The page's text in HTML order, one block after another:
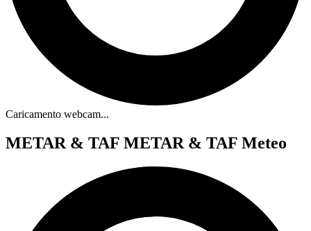
Caricamento webcam...
METAR & TAF METAR & TAF Meteo